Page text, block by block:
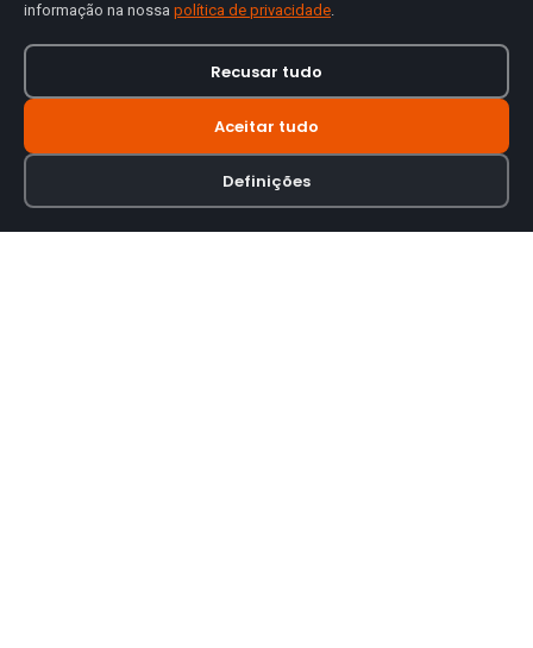
informação na nossa política de privacidade.
Recusar tudo
Aceitar tudo
Definições